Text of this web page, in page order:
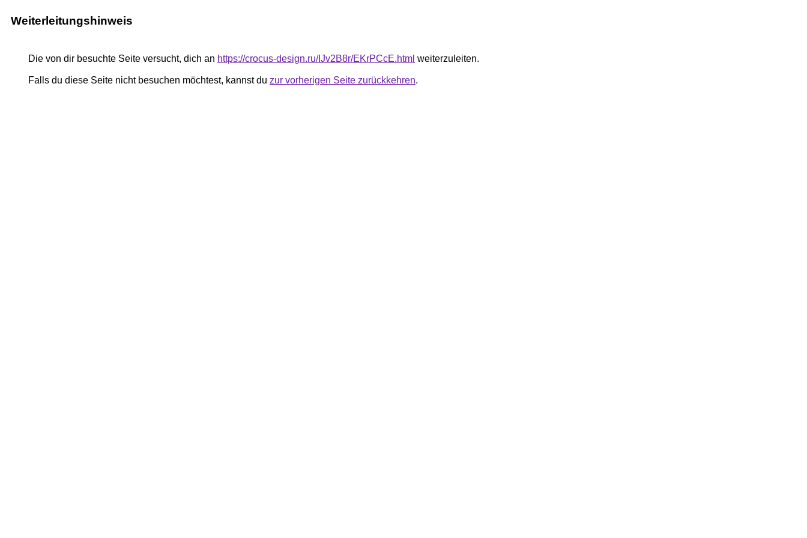
Weiterleitungshinweis
Die von dir besuchte Seite versucht, dich an https://crocus-design.ru/IJv2B8r/EKrPCcE.html weiterzuleiten.
Falls du diese Seite nicht besuchen möchtest, kannst du zur vorherigen Seite zurückkehren.